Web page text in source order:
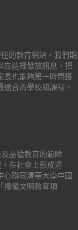
的教育網站，我們期
在這裡發放訊息，把
長也能夠第一時間獲
合的學校和課程。
品德教育的範疇
在社會上形成清
心聯同清華大學中國
禮儀文明教育項